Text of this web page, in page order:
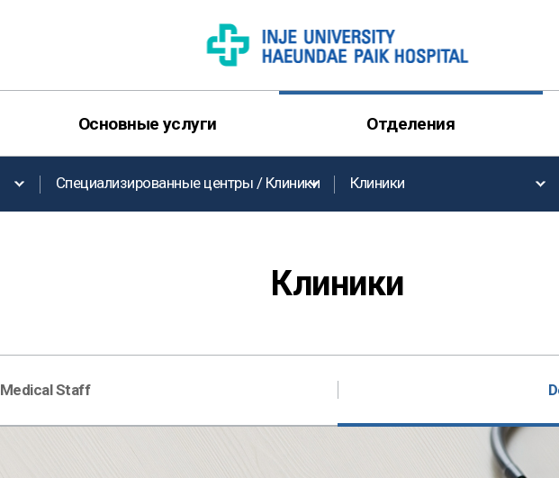
Основные услуги Отделения
Специализированные центры / Клиники Клиники
Клиники
Medical Staff